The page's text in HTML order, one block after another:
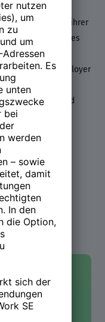
und ihrer
sie über fundiertes
sowie des Employer
Unternehmen
und
Unternehmen.
wolltest